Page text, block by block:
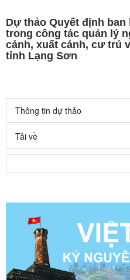
Dự thảo Quyết định
trong công tác quản lý
cảnh, xuất cảnh, cư trú
tỉnh Lạng Sơn
Thông tin dự thảo
Tải về